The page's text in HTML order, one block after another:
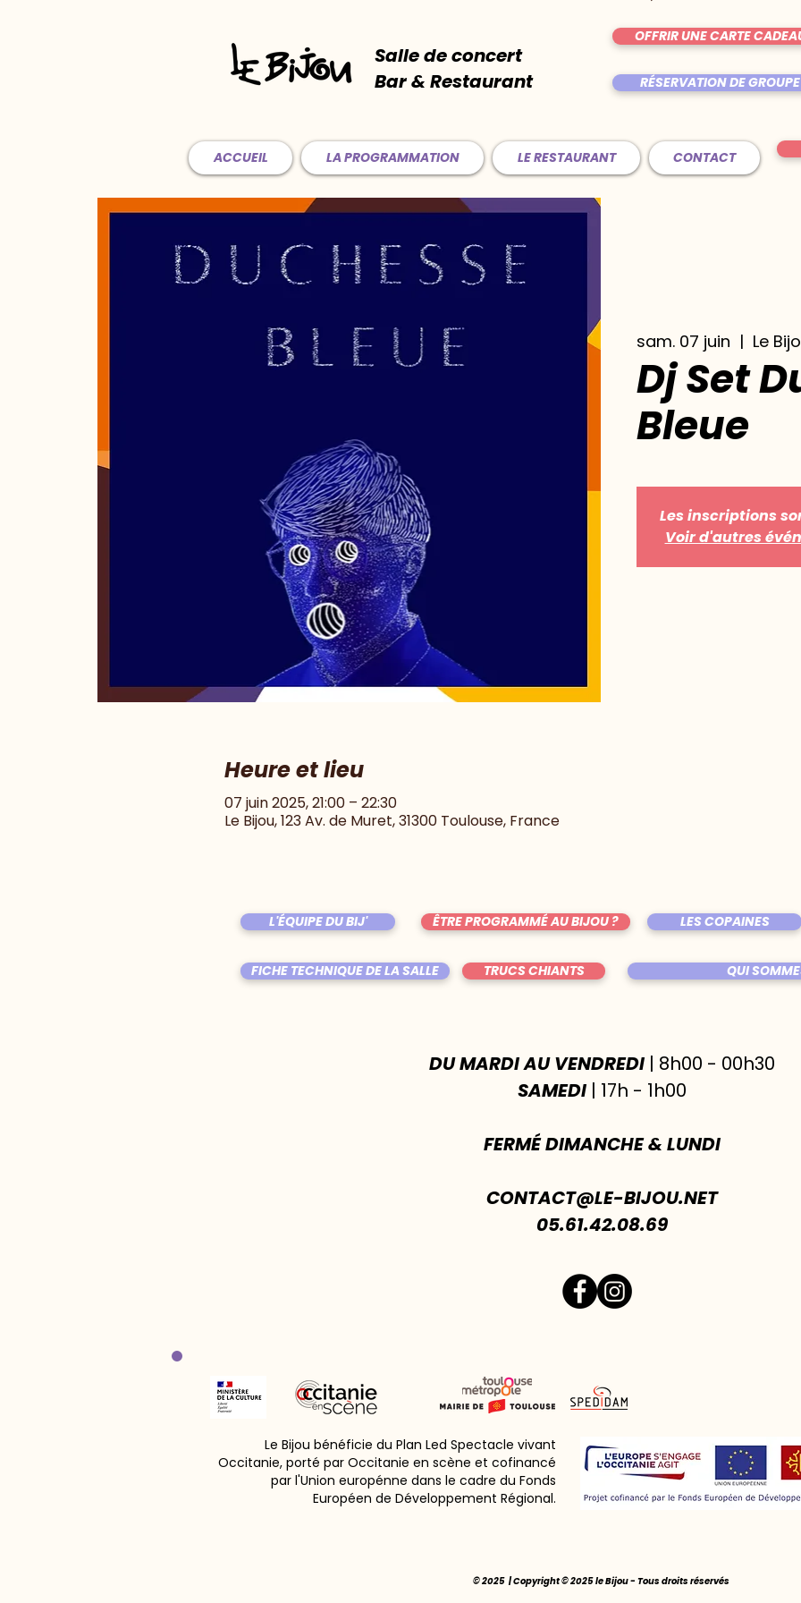
Salle de concert
Bar & Restaurant
OFFRIR UNE CARTE
RÉSERVATION DE GROUPE
ACCUEIL LA PROGRAMMATION LE RESTAURANT CONTACT
sam. 07 juin
  |
Le
Dj Set
Bleue
Les inscriptions
Voir d'autres
Heure et lieu
07 juin 2025, 21:00 – 22:30
Le Bijou, 123 Av. de Muret, 31300 Toulouse, France
L'ÉQUIPE DU BIJ' ÊTRE PROGRAMMÉ AU BIJOU ? LES COPAINES
FICHE TECHNIQUE DE LA SALLE TRUCS CHIANTS QUI
DU MARDI AU VENDREDI| 8h00 - 00h30
SAMEDI| 17h - 1h00
FERMÉ DIMANCHE & LUNDI
CONTACT@LE-BIJOU.NET
05.61.42.08.69
Le Bijou bénéficie du Plan Led Spectacle vivant
Occitanie, porté par Occitanie en scène et cofinancé
par l'Union europénne dans le cadre du Fonds
Européen de Développement Régional.
© 2025 | Copyright © 2025 le Bijou - Tous droits réservés